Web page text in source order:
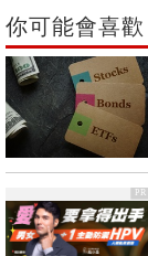
你可能會喜歡
PR